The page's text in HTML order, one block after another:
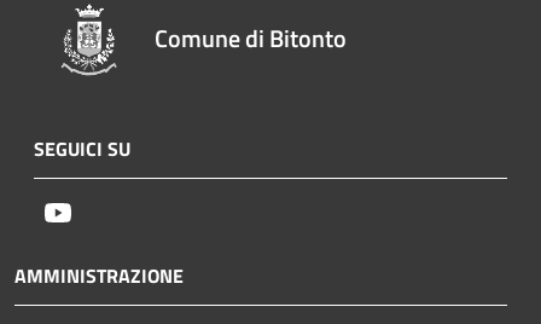
Comune di Bitonto
SEGUICI SU
AMMINISTRAZIONE